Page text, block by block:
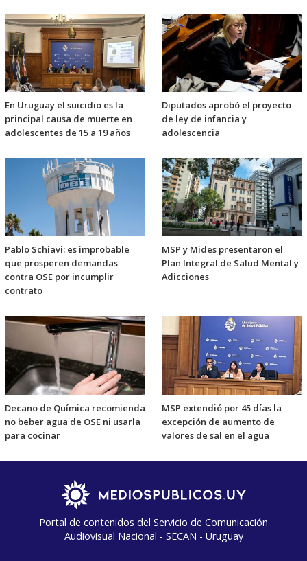
En Uruguay el suicidio es la
principal causa de muerte en
adolescentes de 15 a 19 años
Diputados aprobó el proyecto
de ley de infancia y
adolescencia
Pablo Schiavi: es improbable
que prosperen demandas
contra OSE por incumplir
contrato
MSP y Mides presentaron el
Plan Integral de Salud Mental y
Adicciones
Decano de Química recomienda
no beber agua de OSE ni usarla
para cocinar
MSP extendió por 45 días la
excepción de aumento de
valores de sal en el agua
Portal de contenidos del Servicio de Comunicación
Audiovisual Nacional - SECAN - Uruguay